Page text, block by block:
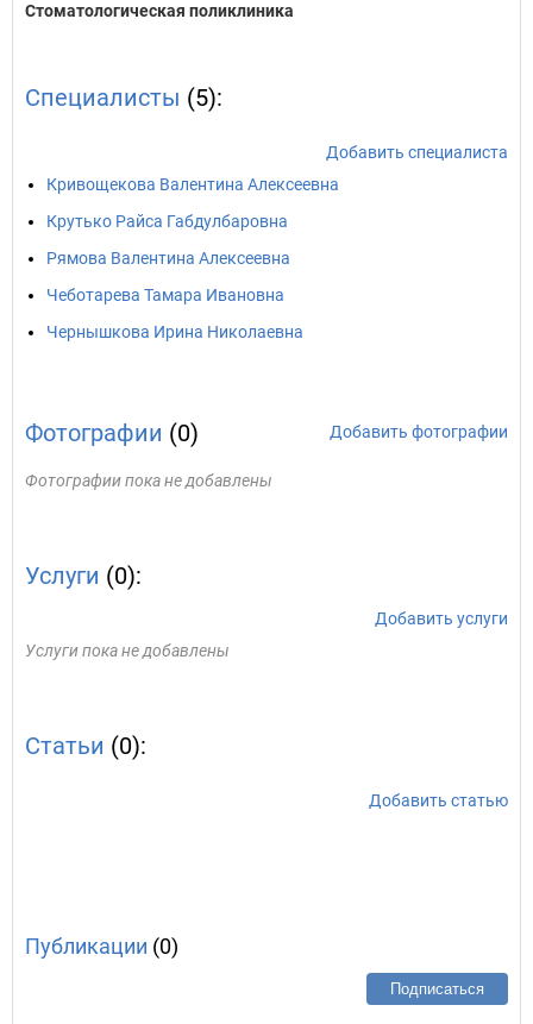
Стоматологическая поликлиника
Специалисты (5):
Добавить специалиста
Кривощекова Валентина Алексеевна
Крутько Райса Габдулбаровна
Рямова Валентина Алексеевна
Чеботарева Тамара Ивановна
Чернышкова Ирина Николаевна
Фотографии (0) Добавить фотографии
Фотографии пока не добавлены
Услуги (0):
Добавить услуги
Услуги пока не добавлены
Статьи (0):
Добавить статью
Публикации (0)
Подписаться